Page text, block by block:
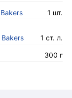
1 шт.
1 ст. л.
300 г